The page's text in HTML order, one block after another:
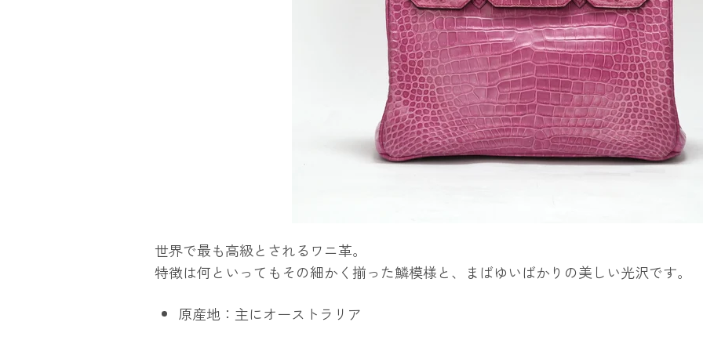
世界で最も高級とされるワニ革。
特徴は何といってもその細かく揃った鱗模様と、まばゆいばかりの美しい光沢です。
原産地：主にオーストラリア